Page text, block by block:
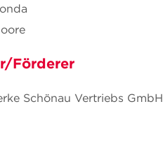
Förderer
Schönau Vertriebs GmbH